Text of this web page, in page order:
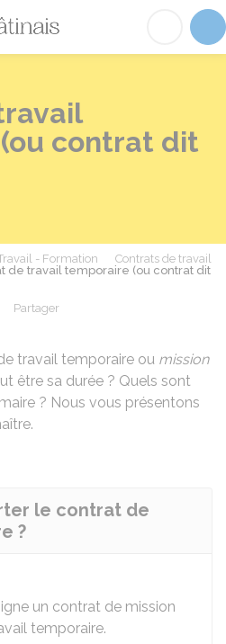
Fréville-du-
contrat dit
- Formation
Contrats de travail
de travail temporaire (ou contrat dit
Partager
travail temporaire ou mission
être sa durée ? Quels sont
? Nous vous présentons
le contrat de
?
un contrat de mission
temporaire.